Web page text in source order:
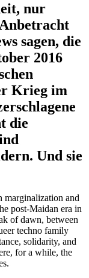
nur
sagen, die
2016
Krieg im
die
Und sie
marginalization and
post-Maidan era in
of dawn, between
techno family
solidarity, and
for a while, the